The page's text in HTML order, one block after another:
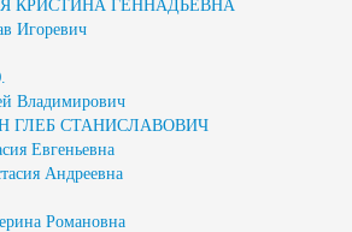
КРИСТИНА ГЕННАДЬЕВНА
Игоревич
Владимирович
ГЛЕБ СТАНИСЛАВОВИЧ
Евгеньевна
Андреевна
Романовна